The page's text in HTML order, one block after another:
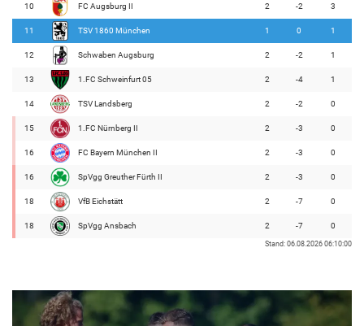
10 FC Augsburg II 2 -2 3
11 TSV 1860 München 1 0 1
12 Schwaben Augsburg 2 -2 1
13 1.FC Schweinfurt 05 2 -4 1
14 TSV Landsberg 2 -2 0
15 1.FC Nürnberg II 2 -3 0
16 FC Bayern München II 2 -3 0
16 SpVgg Greuther Fürth II 2 -3 0
18 VfB Eichstätt 2 -7 0
18 SpVgg Ansbach 2 -7 0
Stand: 06.08.2026 06:10:00